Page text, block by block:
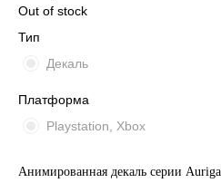
Out of stock
Тип
Декаль
Платформа
Playstation, Xbox
Анимированная декаль серии